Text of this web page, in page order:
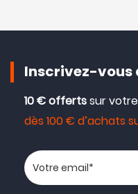
Inscrivez-vous
10 € offertssur
dès 100 € d’achats
Votre adresse email